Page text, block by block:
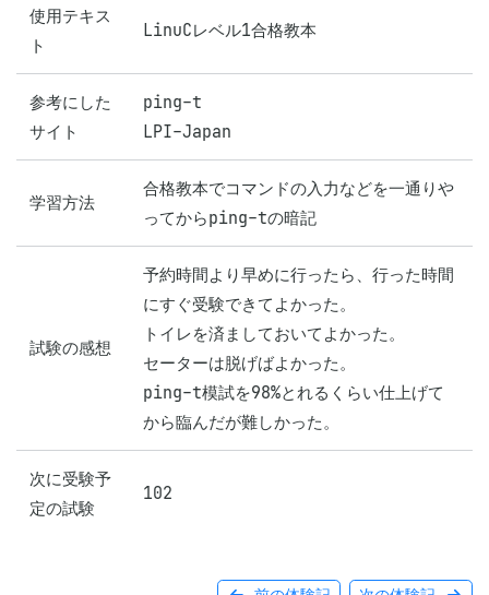
使用テキス
ト
LinuCレベル1合格教本
参考にした
サイト
ping-t
LPI-Japan
学習方法
合格教本でコマンドの入力などを一通りや
ってからping-tの暗記
試験の感想
予約時間より早めに行ったら、行った時間
にすぐ受験できてよかった。
トイレを済ましておいてよかった。
セーターは脱げばよかった。
ping-t模試を98%とれるくらい仕上げて
から臨んだが難しかった。
次に受験予
定の試験
102